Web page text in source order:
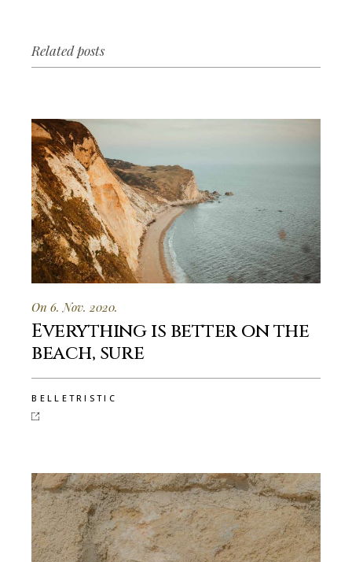
Related posts
On 6. Nov. 2020.
Everything is better on the
beach, sure
BELLETRISTIC